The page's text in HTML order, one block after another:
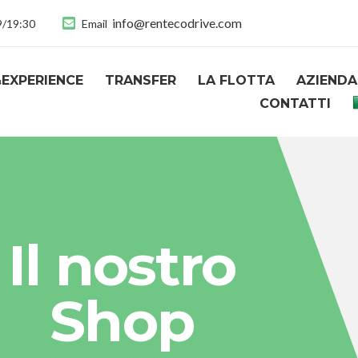
19:30 Email info@rentecodrive.com
TRANSFER LA FLOTTA AZIENDA
CONTATTI
Il nostro
Shop